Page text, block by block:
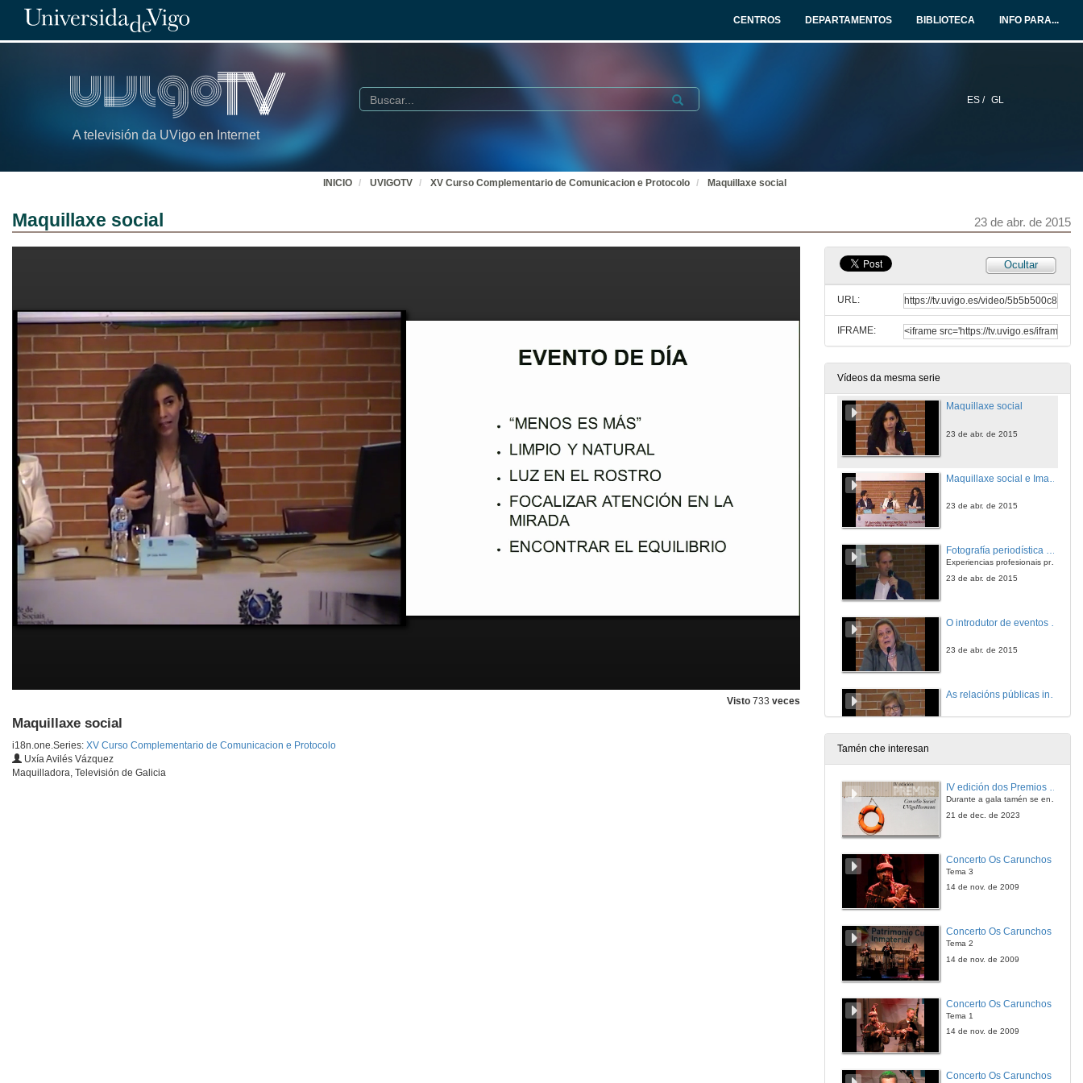
CENTROS DEPARTAMENTOS BIBLIOTECA INFO PARA...
A televisión da UVigo en Internet
ES / GL
Buscar Submit
INICIO UVIGOTV XV Curso Complementario de Comunicacion e Protocolo Maquillaxe social
Maquillaxe social 23 de abr. de 2015
Visto 733 veces
Maquillaxe social
i18n.one.Series: XV Curso Complementario de Comunicacion e Protocolo
Uxía Avilés Vázquez
Maquilladora, Televisión de Galicia
Ocultar
URL:
IFRAME:
Vídeos da mesma serie
O protocolo de Estado en América do Sur
22 de abr. de 2015
Unha experiencia de relacións internacionais
Levar a “Memoria histórica” a América. Negociar na Habana
Imaxe persoal
Adecuación de atavíos á natureza dos actos sociais
23 de abr. de 2015
Maquillaxe social
23 de abr. de 2015
23 de abr. de 2015
Fotografía periodística e fotografía de actos sociais
Experiencias profesionais preto da Casa Real
23 de abr. de 2015
23 de abr. de 2015
As relacións públicas institucionais: experiencias e reflexións.
Construir relacións a través de experiencias
23 de abr. de 2015
23 de abr. de 2015
Tamén che interesan
IV edición dos Premios Consello Social UVigo Humana
Durante a gala tamén se entregaron os galardóns aos mellores TFG e TFM en materia de Axenda 2030
21 de dec. de 2023
Concerto Os Carunchos
Tema 3
14 de nov. de 2009
Concerto Os Carunchos
Tema 2
14 de nov. de 2009
Concerto Os Carunchos
Tema 1
14 de nov. de 2009
Concerto Os Carunchos